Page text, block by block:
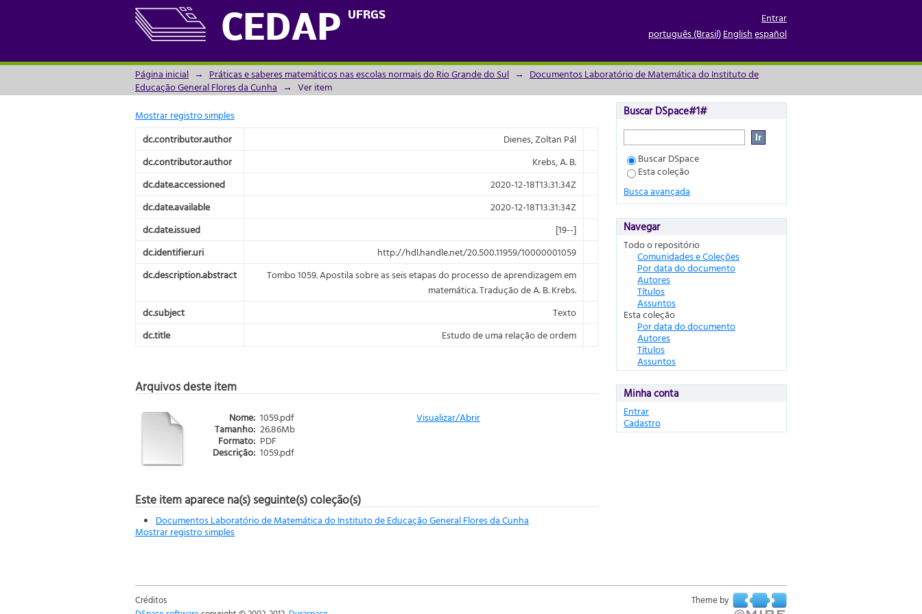
CEDAP UFRGS
Estudo de uma relação de ordem
Entrar
português (Brasil)Englishespañol
Página inicial → Práticas e saberes matemáticos nas escolas normais do Rio Grande do Sul → Documentos Laboratório de Matemática do Instituto de
Educação General Flores da Cunha → Ver item
Mostrar registro simples
dc.contributor.author
Dienes, Zoltan Pál
dc.contributor.author
Krebs, A. B.
dc.date.accessioned
2020-12-18T13:31:34Z
dc.date.available
2020-12-18T13:31:34Z
dc.date.issued
[19--]
dc.identifier.uri
http://hdl.handle.net/20.500.11959/10000001059
dc.description.abstract
Tombo 1059. Apostila sobre as seis etapas do processo de aprendizagem em
matemática. Tradução de A. B. Krebs.
dc.subject
Texto
dc.title
Estudo de uma relação de ordem
Arquivos deste item
Nome: 1059.pdf
Tamanho: 26.86Mb
Formato: PDF
Descrição: 1059.pdf
Visualizar/Abrir
Este item aparece na(s) seguinte(s) coleção(s)
Documentos Laboratório de Matemática do Instituto de Educação General Flores da Cunha
Mostrar registro simples
Buscar DSpace#1#
Buscar DSpace
Esta coleção
Busca avançada
Navegar
Todo o repositório
Comunidades e Coleções
Por data do documento
Autores
Títulos
Assuntos
Esta coleção
Por data do documento
Autores
Títulos
Assuntos
Minha conta
Entrar
Cadastro
Créditos
Theme by